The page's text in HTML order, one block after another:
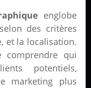
englobe
des critères
et la localisation.
comprendre qui
potentiels,
marketing plus